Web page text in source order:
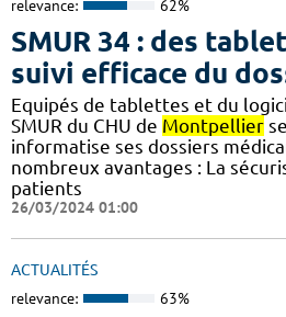
relevance: 62%
SMUR 34 : des
suivi efficace du
​​Equipés de tablettes et du
SMUR du CHU de Montpellier
informatise ses dossiers
nombreux avantages : ​​La
patients
26/03/2024 01:00
ACTUALITÉS
relevance: 63%